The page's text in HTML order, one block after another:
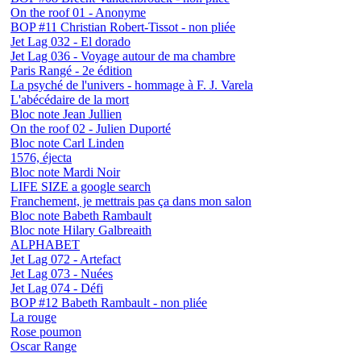
On the roof 01 - Anonyme
BOP #11 Christian Robert-Tissot - non pliée
Jet Lag 032 - El dorado
Jet Lag 036 - Voyage autour de ma chambre
Paris Rangé - 2e édition
La psyché de l'univers - hommage à F. J. Varela
L'abécédaire de la mort
Bloc note Jean Jullien
On the roof 02 - Julien Duporté
Bloc note Carl Linden
1576, éjecta
Bloc note Mardi Noir
LIFE SIZE a google search
Franchement, je mettrais pas ça dans mon salon
Bloc note Babeth Rambault
Bloc note Hilary Galbreaith
ALPHABET
Jet Lag 072 - Artefact
Jet Lag 073 - Nuées
Jet Lag 074 - Défi
BOP #12 Babeth Rambault - non pliée
La rouge
Rose poumon
Oscar Range